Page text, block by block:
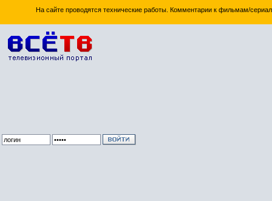
На сайте проводятся технические работы. Комментарии к фильмам/